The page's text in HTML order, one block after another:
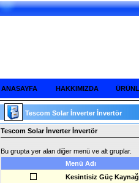
ANASAYFA HAKKIMIZDA
Tescom Solar İnverter İnvertör
Tescom Solar İnverter İnvertör
Bu grupta yer alan diğer menü ve alt gruplar.
Menü Adı
Kesintisiz Güç